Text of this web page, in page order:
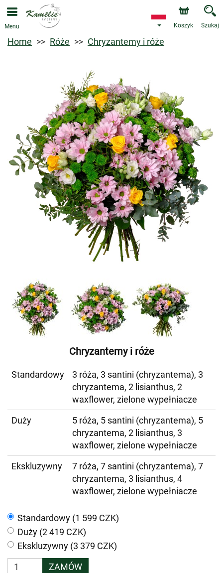
Menu Koszyk Szukaj
Home Róże Chryzantemy i róże
Chryzantemy i róże
Standardowy
3 róża, 3 santini (chryzantema), 3
chryzantema, 2 lisianthus, 2
waxflower, zielone wypełniacze
Duży
5 róża, 5 santini (chryzantema), 5
chryzantema, 2 lisianthus, 3
waxflower, zielone wypełniacze
Ekskluzywny
7 róża, 7 santini (chryzantema), 7
chryzantema, 3 lisianthus, 4
waxflower, zielone wypełniacze
Standardowy (1 599 CZK)
Duży (2 419 CZK)
Ekskluzywny (3 379 CZK)
ZAMÓW